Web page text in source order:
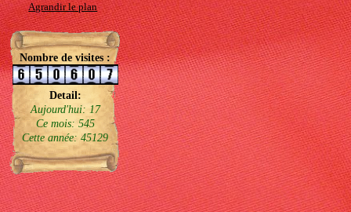
Agrandir le plan
Nombre de visites :
Detail:
Aujourd'hui: 17
Ce mois: 545
Cette année: 45129